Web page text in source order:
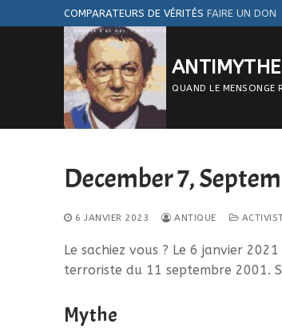
au
COMPARATEURS DE VÉRITÉS FAIRE UN DON
ANTIMYTHE
QUAND LE MENSONGE
December 7,
6 JANVIER 2023 ANTIQUE
Le sachiez vous ? Le 6 janvier
terroriste du 11 septembre 2001.
Mythe